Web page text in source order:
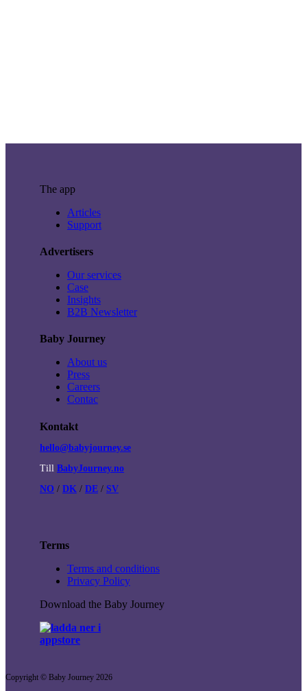
The app
Articles
Support
Advertisers
Our services
Case
Insights
B2B Newsletter
Baby Journey
About us
Press
Careers
Contac
Kontakt
hello@babyjourney.se
Till BabyJourney.no
NO / DK / DE / SV
Terms
Terms and conditions
Privacy Policy
Download the Baby Journey
Copyright © Baby Journey 2026